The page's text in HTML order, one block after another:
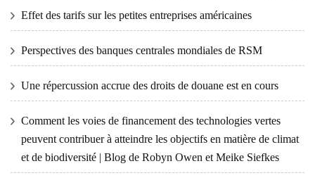
Effet des tarifs sur les petites entreprises américaines
Perspectives des banques centrales mondiales de RSM
Une répercussion accrue des droits de douane est en cours
Comment les voies de financement des technologies vertes
peuvent contribuer à atteindre les objectifs en matière de climat
et de biodiversité | Blog de Robyn Owen et Meike Siefkes